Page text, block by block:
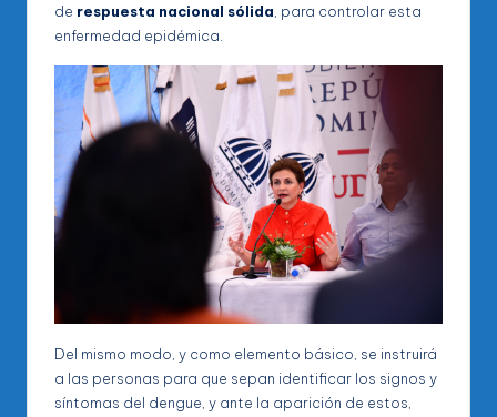
de respuesta nacional sólida , para controlar esta
enfermedad epidémica.
Del mismo modo, y como elemento básico, se instruirá
a las personas para que sepan identificar los signos y
síntomas del dengue, y ante la aparición de estos,